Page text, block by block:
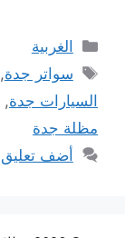
التصنيفات
الغربية
الوسوم
سواتر جدة,
السيارات جدة,
مظلة جدة
أضف تعليق